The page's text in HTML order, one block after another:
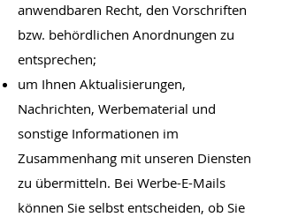
anwendbaren Recht, den Vorschriften
bzw. behördlichen Anordnungen zu
entsprechen;
um Ihnen Aktualisierungen,
Nachrichten, Werbematerial und
sonstige Informationen im
Zusammenhang mit unseren Diensten
zu übermitteln. Bei Werbe-E-Mails
können Sie selbst entscheiden, ob Sie